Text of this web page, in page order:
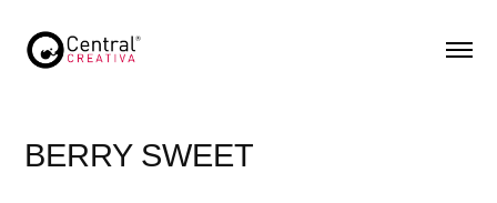
BERRY SWEET